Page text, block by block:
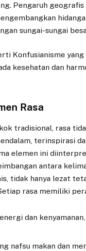
Pengaruh
sungai-sungai
Konfusianisme
kesehatan dan
Rasa
tradisional, rasa
terinspirasi
elemen ini
antara
tidak hanya lezat
rasa memiliki
dan
nafsu makan dan